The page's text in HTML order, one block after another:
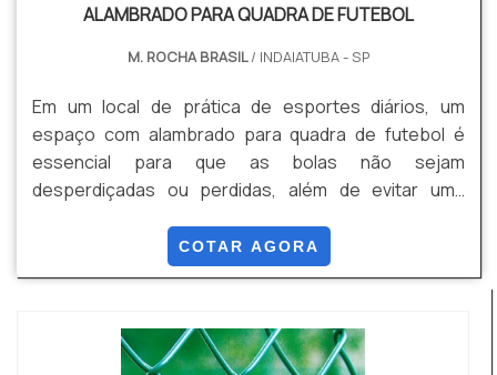
ALAMBRADO PARA QUADRA DE FUTEBOL
M. ROCHA BRASIL/ INDAIATUBA - SP
Em um local de prática de esportes diários, um
espaço com alambrado para quadra de futebol é
essencial para que as bolas não sejam
desperdiçadas ou perdidas, além de evitar uma
cercado.O alambrado para quadra consiste numa
cerca de aço galvanizado, presa em mourões de
o local indicado e garantir proteção e tranquilidade
para os usuários do e...
COTAR AGORA